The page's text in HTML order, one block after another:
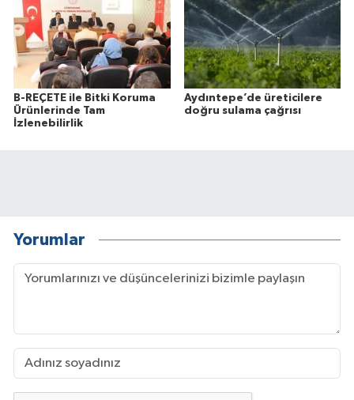
B-REÇETE ile Bitki Koruma
Ürünlerinde Tam
İzlenebilirlik
Aydıntepe’de üreticilere
doğru sulama çağrısı
Yorumlar